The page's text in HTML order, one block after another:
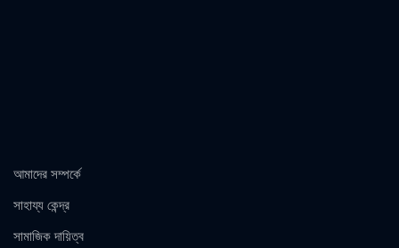
আমাদের সম্পর্কে
সাহায্য কেন্দ্র
সামাজিক দায়িত্ব